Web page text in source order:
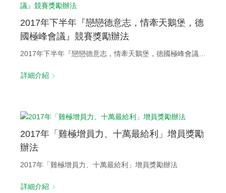
2017年下半年『戀戀德意志，情牽天鵝堡，德
國極峰會議』競賽獎勵辦法
詳細介紹
2017年「雞極增員力、十萬最給利」增員獎勵
辦法
2017年「雞極增員力、十萬最給利」增員獎勵辦法
詳細介紹